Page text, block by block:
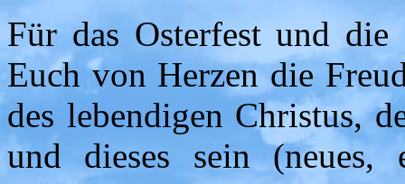
Für das Osterfest und
Euch von Herzen die
des lebendigen Christus,
und dieses sein (neues,